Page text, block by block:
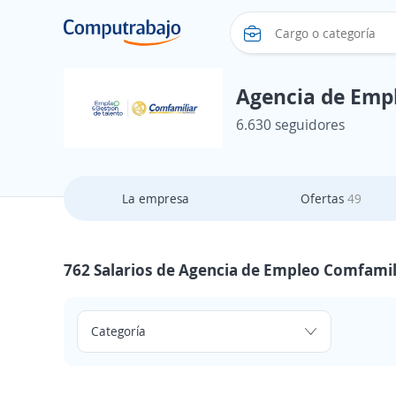
Agencia de
6.630 seguidores
La empresa Ofertas 49
762 Salarios de Agencia de Empleo